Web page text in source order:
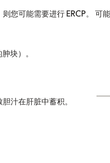
您可能需要进行 ERCP。 可
块）。
汁在肝脏中蓄积。